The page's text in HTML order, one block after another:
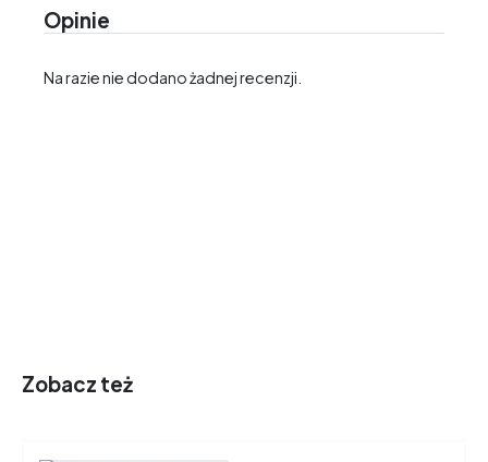
Opinie
Na razie nie dodano żadnej recenzji.
Zobacz też